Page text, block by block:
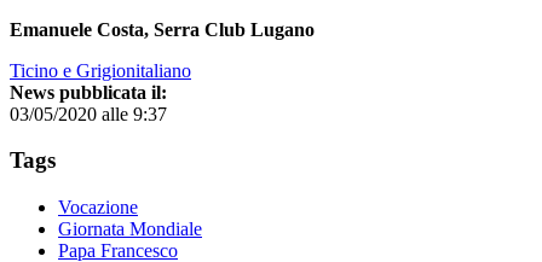
Emanuele Costa, Serra Club Lugano
Ticino e Grigionitaliano
News pubblicata il:
03/05/2020 alle 9:37
Tags
Vocazione
Giornata Mondiale
Papa Francesco